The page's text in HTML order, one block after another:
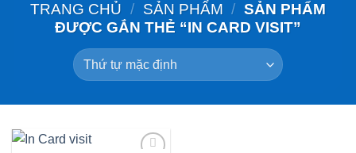
TRANG CHỦ / SẢN PHẨM / SẢN PHẨM
ĐƯỢC GẮN THẺ “IN CARD VISIT”